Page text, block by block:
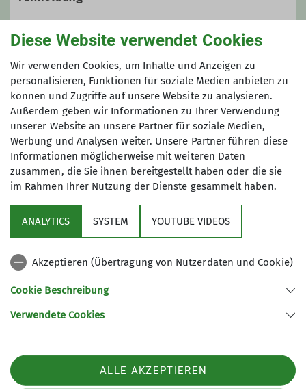
-> direkt zur Anmeldung
Bei Fragen schreibe eine Email an
kletterkurse@dav-selb.de
Preis
Preis auf Anfrage, denn als Verein möchten wir
den kommerziellen Anbietern keine
Konkurrenz machen
Sektion DAV Selb
95100 Selb
Telefon +49928768131
Diese Website verwendet Cookies
Wir verwenden Cookies, um Inhalte und Anzeigen zu
personalisieren, Funktionen für soziale Medien anbieten zu
können und Zugriffe auf unsere Website zu analysieren.
Außerdem geben wir Informationen zu Ihrer Verwendung
unserer Website an unsere Partner für soziale Medien,
Werbung und Analysen weiter. Unsere Partner führen diese
Informationen möglicherweise mit weiteren Daten
zusammen, die Sie ihnen bereitgestellt haben oder die sie
im Rahmen Ihrer Nutzung der Dienste gesammelt haben.
ANALYTICS SYSTEM YOUTUBE VIDEOS
Akzeptieren (Übertragung von Nutzerdaten und Cookie)
Cookie Beschreibung
Verwendete Cookies
ALLE AKZEPTIEREN